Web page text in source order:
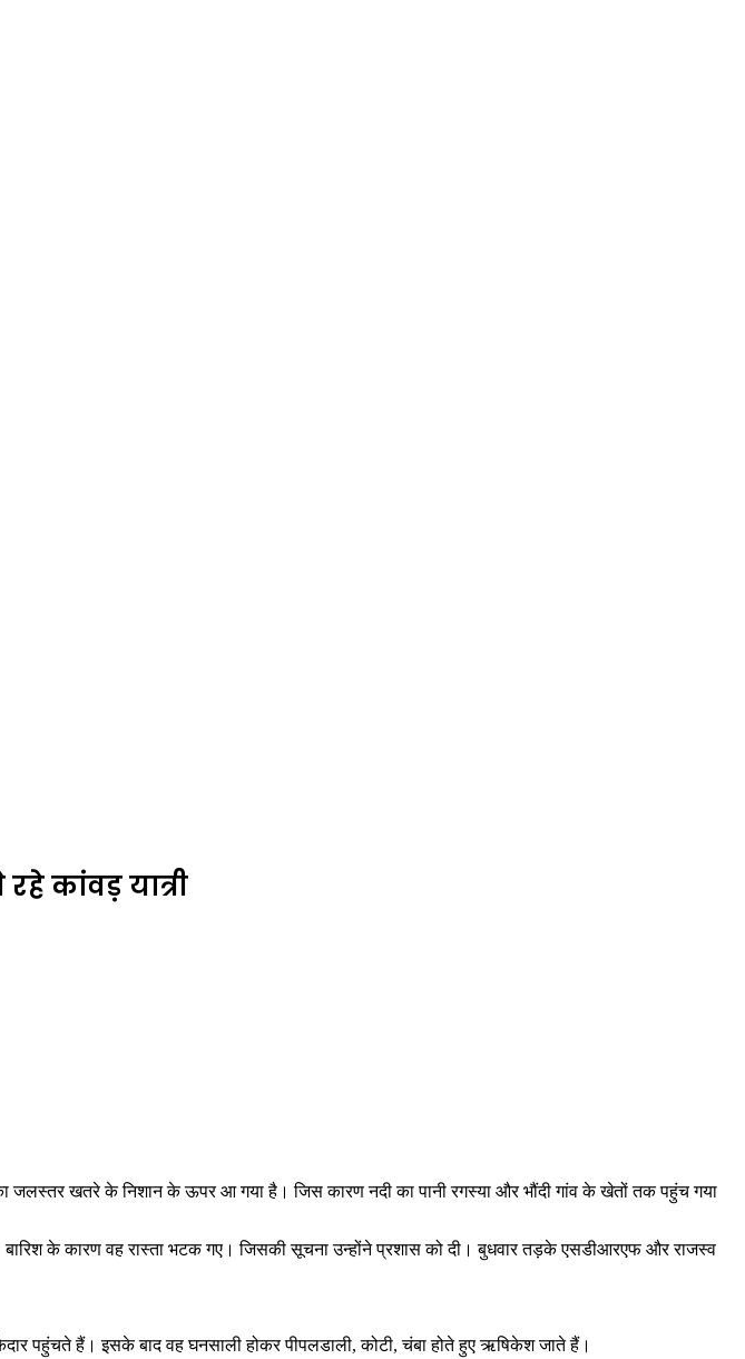
कांवड़ यात्री
का जलस्तर खतरे के निशान के ऊपर आ गया है। जिस कारण नदी का पानी रगस्या और भौंदी गांव के खेतों तक पहुंच गया
के कारण वह रास्ता भटक गए। जिसकी सूचना उन्होंने प्रशास को दी। बुधवार तड़के एसडीआरएफ और राजस्व
पहुंचते हैं। इसके बाद वह घनसाली होकर पीपलडाली, कोटी, चंबा होते हुए ऋषिकेश जाते हैं।